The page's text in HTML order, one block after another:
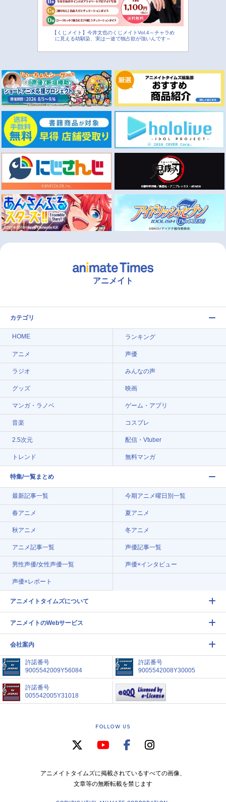
【くじメイト】今井文也のくじメイトVol.4～チャラめ
に見える幼馴染、実は一途で独占欲が強いんです～
アニメイト
カテゴリ
HOME ランキング
アニメ 声優
ラジオ みんなの声
グッズ 映画
マンガ・ラノベ ゲーム・アプリ
音楽 コスプレ
2.5次元 配信・Vtuber
トレンド 無料マンガ
特集/一覧まとめ
最新記事一覧 今期アニメ曜日別一覧
春アニメ 夏アニメ
秋アニメ 冬アニメ
アニメ記事一覧 声優記事一覧
男性声優/女性声優一覧 声優×インタビュー
声優×レポート
アニメイトタイムズについて
アニメイトのWebサービス
会社案内
許諾番号
9005542009Y56084
許諾番号
9005542008Y30005
許諾番号
005542005Y31018
FOLLOW US
アニメイトタイムズに掲載されているすべての画像、
文章等の無断転載を禁じます